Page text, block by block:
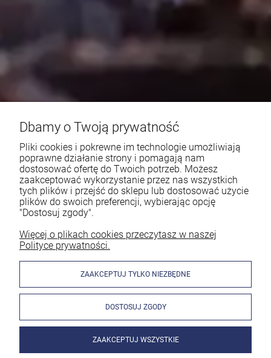
Dbamy o Twoją prywatność
Pliki cookies i pokrewne im technologie umożliwiają
poprawne działanie strony i pomagają nam
dostosować ofertę do Twoich potrzeb. Możesz
zaakceptować wykorzystanie przez nas wszystkich
tych plików i przejść do sklepu lub dostosować użycie
plików do swoich preferencji, wybierając opcję
"Dostosuj zgody".
Więcej o plikach cookies przeczytasz w naszej
Polityce prywatności.
ZAAKCEPTUJ TYLKO NIEZBĘDNE
DOSTOSUJ ZGODY
ZAAKCEPTUJ WSZYSTKIE